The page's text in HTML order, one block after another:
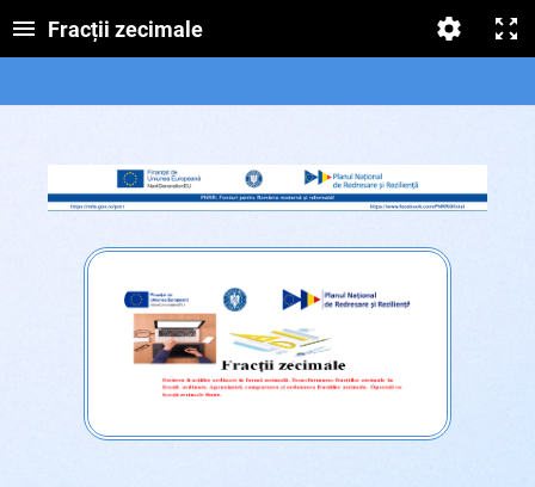
Fracții zecimale